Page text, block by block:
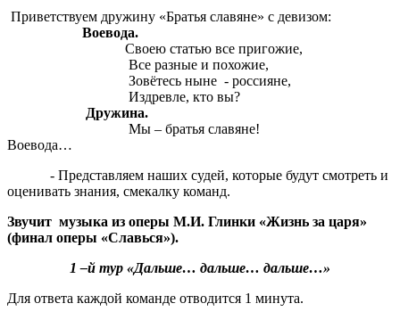
Приветствуем дружину «Братья славяне» с девизом:
Воевода.
Своею статью все пригожие,
Все разные и похожие,
Зовётесь ныне - россияне,
Издревле, кто вы?
Дружина.
Мы – братья славяне!
Воевода…
- Представляем наших судей, которые будут смотреть и
оценивать знания, смекалку команд.
Звучит музыка из оперы М.И. Глинки «Жизнь за царя»
(финал оперы «Славься»).
1 –й тур «Дальше… дальше… дальше…»
Для ответа каждой команде отводится 1 минута.